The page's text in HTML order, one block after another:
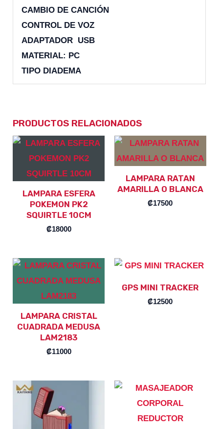
CAMBIO DE CANCIÓN
CONTROL DE VOZ
ADAPTADOR USB
MATERIAL: PC
TIPO DIADEMA
PRODUCTOS RELACIONADOS
LAMPARA ESFERA
POKEMON PK2
SQUIRTLE 10CM
₡18000
LAMPARA RATAN
AMARILLA O BLANCA
₡17500
LAMPARA CRISTAL
CUADRADA MEDUSA
LAM2183
₡11000
GPS MINI TRACKER
₡12500